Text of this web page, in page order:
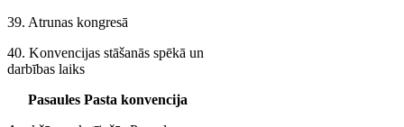
39. Atrunas kongresā
40. Konvencijas stāšanās spēkā un
darbības laiks
Pasaules Pasta konvencija